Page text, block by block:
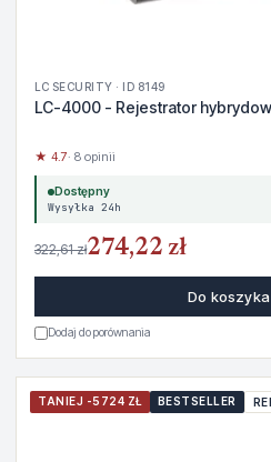
LC SECURITY · ID 8149
LC-4000 - Rejestrator
★ 4.7· 8 opinii
Dostępny
Wysyłka 24h
322,61 zł274,22 zł
Do koszyka
Dodaj do porównania
TANIEJ -5724 ZŁ BESTSELLER